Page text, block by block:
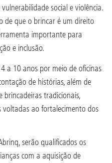
social e violência.
de que o brincar é um direito
importante para
e inclusão.
a 10 anos por meio de oficinas
de histórias, além de
brincadeiras tradicionais,
ao fortalecimento dos
serão qualificados os
com a aquisição de